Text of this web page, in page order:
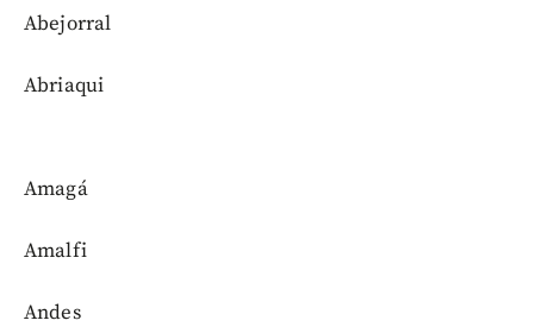
Abejorral
Abriaqui
Amagá
Amalfi
Andes